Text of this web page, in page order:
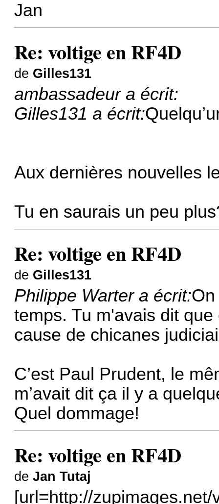
Jan
Re: voltige en RF4D
de Gilles131
ambassadeur a écrit:
Gilles131 a écrit:
Aux dernières nouvelles
Tu en saurais un peu
Re: voltige en RF4D
de Gilles131
Philippe Warter a écrit:
temps. Tu m'avais dit
cause de chicanes
C’est Paul Prudent, le
m’avait dit ça il y a
Quel dommage!
Re: voltige en RF4D
deJan Tutaj
[url=http://